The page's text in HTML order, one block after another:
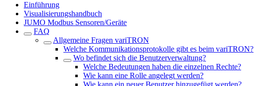
Einführung
Visualisierungshandbuch
JUMO Modbus Sensoren/Geräte
FAQ
Allgemeine Fragen variTRON
Welche Kommunikationsprotokolle gibt es beim variTRON?
Wo befindet sich die Benutzerverwaltung?
Welche Bedeutungen haben die einzelnen Rechte?
Wie kann eine Rolle angelegt werden?
Wie kann ein neuer Benutzer hinzugefügt werden?